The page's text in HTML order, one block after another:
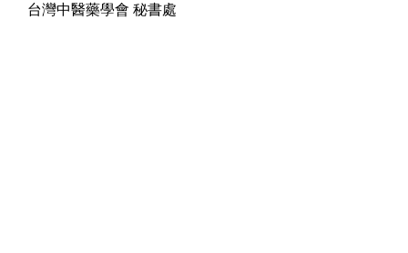
台灣中醫藥學會 秘書處